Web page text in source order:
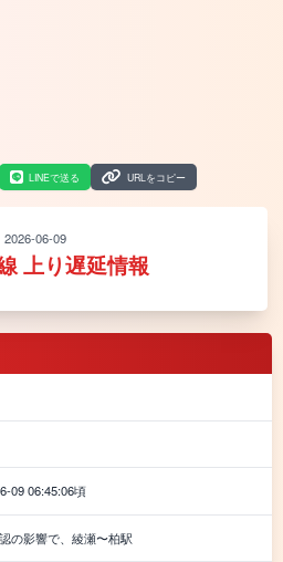
LINEで送る URLをコピー
2026-06-09
上り遅延情報
09 06:45:06頃
の影響で、綾瀬〜柏駅